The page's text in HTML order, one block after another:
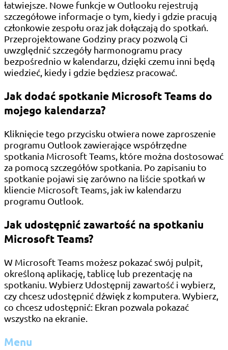
łatwiejsze. Nowe funkcje w Outlooku rejestrują
szczegółowe informacje o tym, kiedy i gdzie pracują
członkowie zespołu oraz jak dołączają do spotkań.
Przeprojektowane Godziny pracy pozwolą Ci
uwzględnić szczegóły harmonogramu pracy
bezpośrednio w kalendarzu, dzięki czemu inni będą
wiedzieć, kiedy i gdzie będziesz pracować.
Jak dodać spotkanie Microsoft Teams do
mojego kalendarza?
Kliknięcie tego przycisku otwiera nowe zaproszenie
programu Outlook zawierające współrzędne
spotkania Microsoft Teams, które można dostosować
za pomocą szczegółów spotkania. Po zapisaniu to
spotkanie pojawi się zarówno na liście spotkań w
kliencie Microsoft Teams, jak iw kalendarzu
programu Outlook.
Jak udostępnić zawartość na spotkaniu
Microsoft Teams?
W Microsoft Teams możesz pokazać swój pulpit,
określoną aplikację, tablicę lub prezentację na
spotkaniu. Wybierz Udostępnij zawartość i wybierz,
czy chcesz udostępnić dźwięk z komputera. Wybierz,
co chcesz udostępnić: Ekran pozwala pokazać
wszystko na ekranie.
Menu